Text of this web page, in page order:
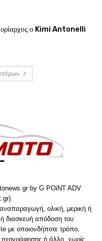
ο Kimi Antonelli
by G POiNT ADV
ολική, μερική ή
διασκευή απόδοση του
με οποιονδήποτε τρόπο,
ηχογράφησης ή άλλο, χωρίς